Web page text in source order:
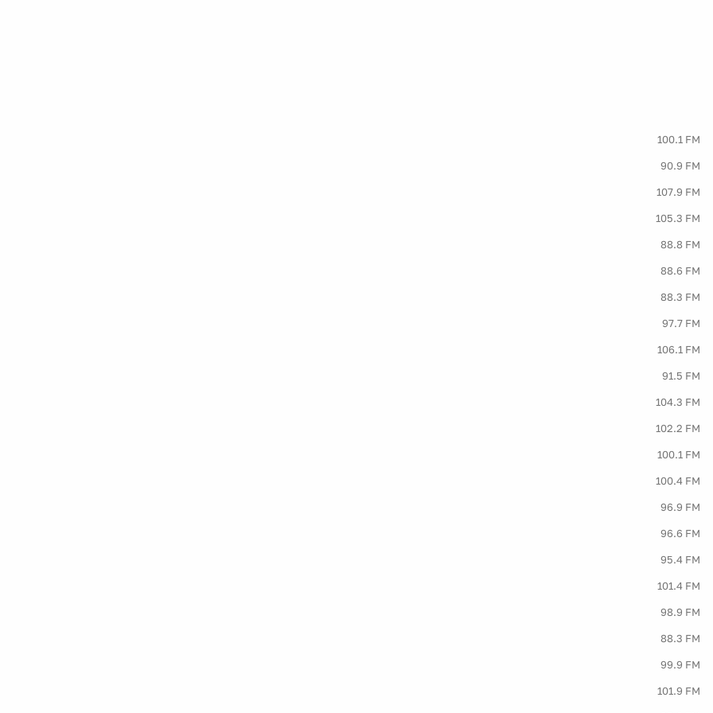
100.1 FM
90.9 FM
107.9 FM
105.3 FM
88.8 FM
88.6 FM
88.3 FM
97.7 FM
106.1 FM
91.5 FM
104.3 FM
102.2 FM
100.1 FM
100.4 FM
96.9 FM
96.6 FM
95.4 FM
101.4 FM
98.9 FM
88.3 FM
99.9 FM
101.9 FM